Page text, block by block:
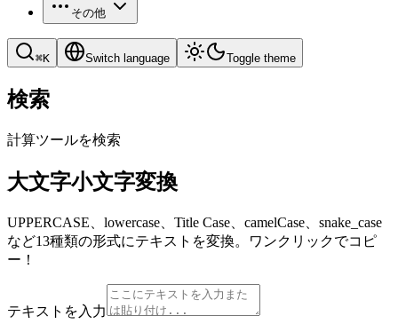
その他
⌘K Switch language Toggle theme
検索
計算ツールを検索
大文字小文字変換
UPPERCASE、lowercase、Title Case、camelCase、snake_case
など13種類の形式にテキストを変換。ワンクリックでコピ
ー！
テキストを入力